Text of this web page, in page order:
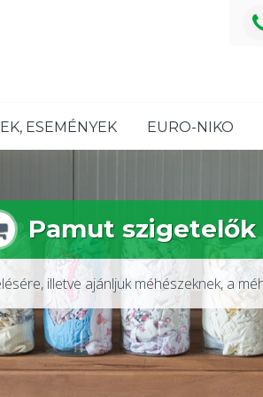
ESEMÉNYEK EURO-NIKO
Pamut szigetelők
illetve ajánljuk méhészeknek, a